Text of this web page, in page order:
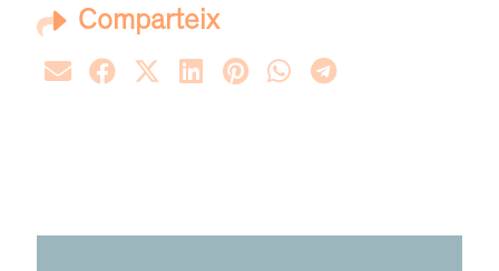
Comparteix